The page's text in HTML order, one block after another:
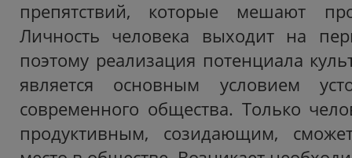
препятствий, которые мешают
Личность человека выходит на
поэтому реализация потенциала
является основным условием
современного общества. Только
продуктивным, созидающим,